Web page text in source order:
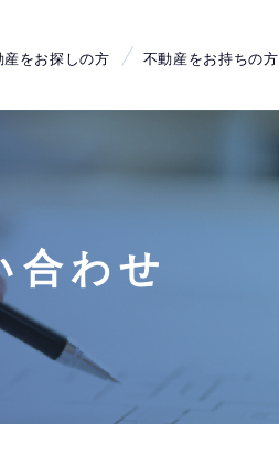
産をお探しの方 不動産をお持ちの方
合わせ